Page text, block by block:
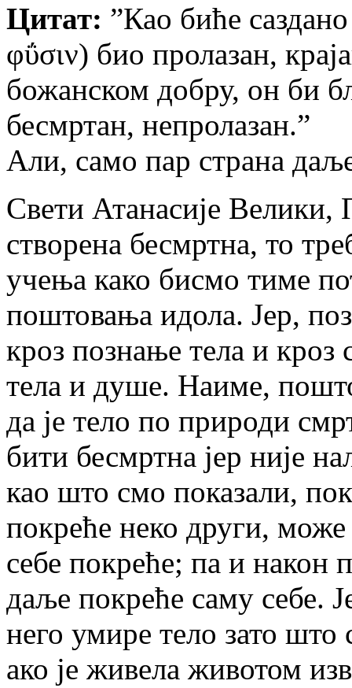
Цитат: ”Као биће
φΰσιν) био пролазан,
божанском добру, он би
бесмртан, непролазан.”
Али, само пар страна
Свети Атанасије
створена бесмртна, то
учења како бисмо тиме
поштовања идола. Јер,
кроз познање тела и кроз
тела и душе. Наиме,
да је тело по природи
бити бесмртна јер није
као што смо показали,
покреће неко други,
себе покреће; па и након
даље покреће саму себе.
него умире тело зато
ако је живела животом